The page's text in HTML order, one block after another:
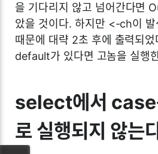
을 기다리지 않고 넘어간다면
았을 것이다. 하지만 <-ch이 발
때문에 대략 2초 후에 출력되었
default가 있다면 고놈을 실행
select에서 case
로 실행되지 않는